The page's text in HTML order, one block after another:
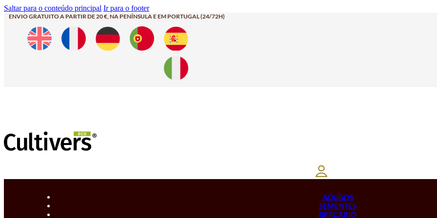
Saltar para o conteúdo principal Ir para o footer
ENVIO GRATUITO A PARTIR DE 20 €, NA PENÍNSULA E EM PORTUGAL (24/72H)
ADUBOS
SEMENTES
BERÇÁRIO